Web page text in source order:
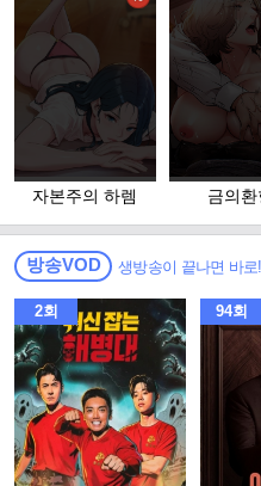
자본주의 하렘 금의환
방송VOD 생방송이 끝나면 바
2회 94회